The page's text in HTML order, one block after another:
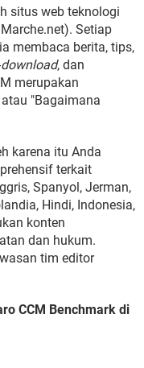
situs web teknologi
Setiap
membaca berita, tips,
download, dan
merupakan
atau "Bagaimana
karena itu Anda
terkait
Spanyol, Jerman,
Hindi, Indonesia,
konten
dan hukum.
tim editor
CCM Benchmark di